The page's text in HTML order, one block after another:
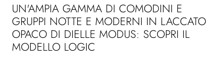
UN'AMPIA GAMMA DI COMODINI E
GRUPPI NOTTE E MODERNI IN LACCATO
OPACO DI DIELLE MODUS: SCOPRI IL
MODELLO LOGIC